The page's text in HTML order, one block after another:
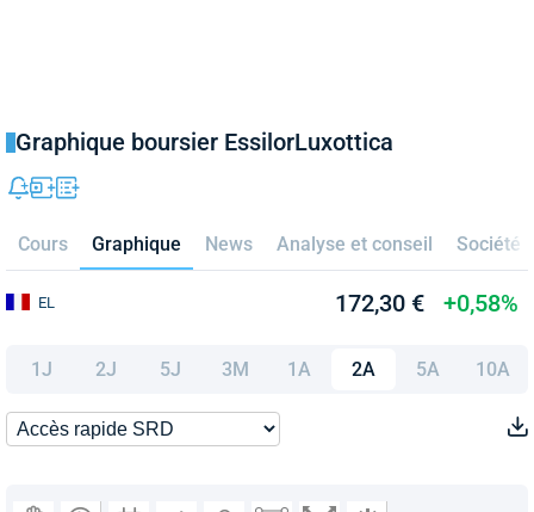
Graphique boursier EssilorLuxottica
Cours Graphique News Analyse et conseil Société
EL 172,30 € +0,58%
1J 2J 5J 3M 1A 2A 5A 10A